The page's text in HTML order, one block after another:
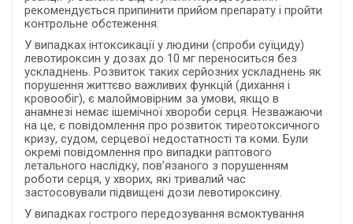
рекомендується припинити прийом препарату і пройти
контрольне обстеження.
У випадках інтоксикації у людини (спроби суїциду)
левотироксин у дозах до 10 мг переноситься без
ускладнень. Розвиток таких серйозних ускладнень як
порушення життєво важливих функцій (дихання і
кровообіг), є малоймовірним за умови, якщо в
анамнезі немає ішемічної хвороби серця. Незважаючи
на це, є повідомлення про розвиток тиреотоксичного
кризу, судом, серцевої недостатності та коми. Були
окремі повідомлення про випадки раптового
летального наслідку, пов’язаного з порушенням
роботи серця, у хворих, які тривалий час
застосовували підвищені дози левотироксину.
У випадках гострого передозування всмоктування